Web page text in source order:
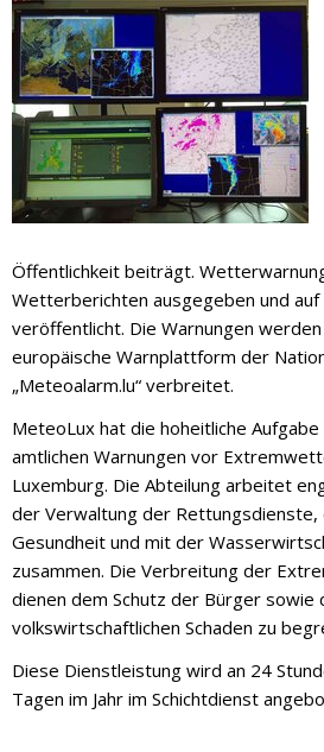
Öffentlichkeit beiträgt.
Wetterberichten ausgegeben und
veröffentlicht. Die Warnungen
europäische Warnplattform der
„Meteoalarm.lu“ verbreitet.
MeteoLux hat die hoheitliche
amtlichen Warnungen vor
Luxemburg. Die Abteilung arbeitet
der Verwaltung der
Gesundheit und mit der
zusammen. Die Verbreitung der
dienen dem Schutz der Bürger sowie
volkswirtschaftlichen Schaden zu
Diese Dienstleistung wird an 24
Tagen im Jahr im Schichtdienst